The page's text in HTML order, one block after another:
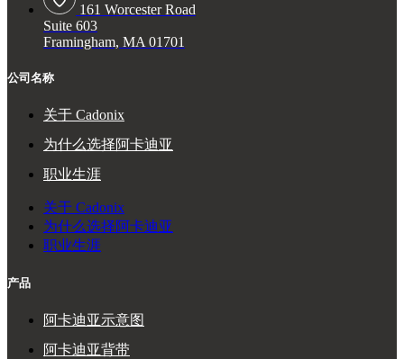
161 Worcester Road
Suite 603
Framingham, MA 01701
公司名称
关于 Cadonix
为什么选择阿卡迪亚
职业生涯
关于 Cadonix
为什么选择阿卡迪亚
职业生涯
产品
阿卡迪亚示意图
阿卡迪亚背带